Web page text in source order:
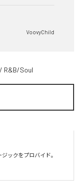
VoovyChild
/ R&B/Soul
ックをプロバイド。